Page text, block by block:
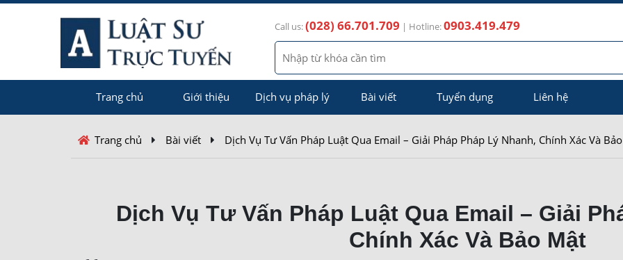
Call us:(028) 66.701.709 | Hotline:0903.419.479
Trang chủ Giới thiệu Dịch vụ pháp lý Bài viết Tuyển dụng Liên hệ
Trang chủ Bài viết Dịch Vụ Tư Vấn Pháp Luật Qua Email – Giải Pháp Pháp Lý Nhanh, Chính Xác Và
Dịch Vụ Tư Vấn Pháp Luật Qua Email – Giải
Chính Xác Và Bảo Mật